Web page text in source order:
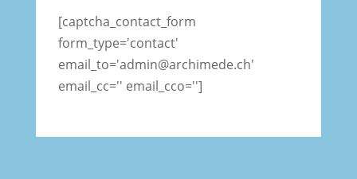
[captcha_contact_form
form_type='contact'
email_to='admin@archimede.ch'
email_cc='' email_cco='']